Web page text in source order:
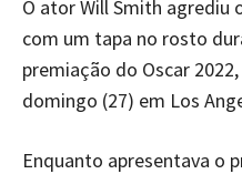
O ator Will Smith agrediu
com um tapa no rosto
premiação do Oscar
domingo (27) em Los
Enquanto apresentava o